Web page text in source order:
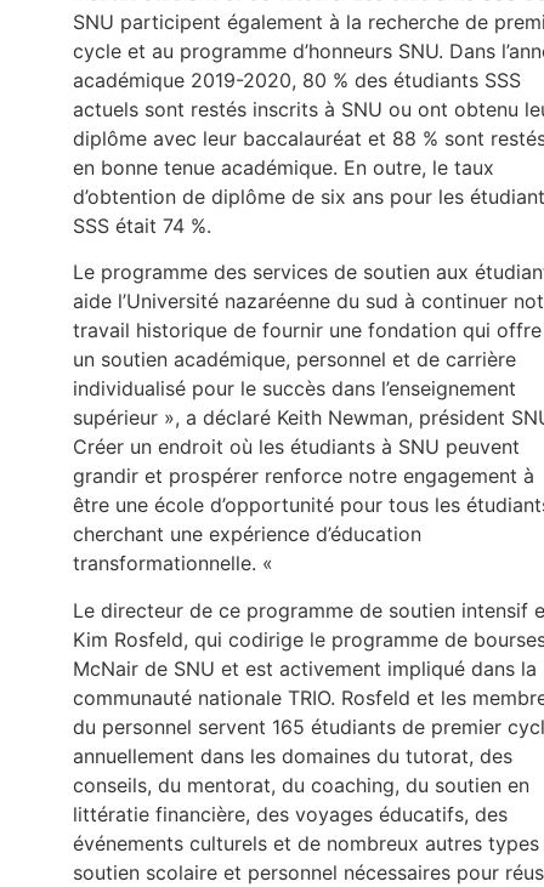
SNU participent également à la recherche de
cycle et au programme d’honneurs SNU. Dans
académique 2019-2020, 80 % des étudiants SSS
actuels sont restés inscrits à SNU ou ont obtenu
diplôme avec leur baccalauréat et 88 % sont
en bonne tenue académique. En outre, le taux
d’obtention de diplôme de six ans pour les
SSS était 74 %.
Le programme des services de soutien aux
aide l’Université nazaréenne du sud à continuer
travail historique de fournir une fondation qui offre
un soutien académique, personnel et de carrière
individualisé pour le succès dans l’enseignement
supérieur », a déclaré Keith Newman, président
Créer un endroit où les étudiants à SNU peuvent
grandir et prospérer renforce notre engagement à
être une école d’opportunité pour tous les
cherchant une expérience d’éducation
transformationnelle. «
Le directeur de ce programme de soutien intensif
Kim Rosfeld, qui codirige le programme de
McNair de SNU et est activement impliqué dans la
communauté nationale TRIO. Rosfeld et les
du personnel servent 165 étudiants de premier
annuellement dans les domaines du tutorat, des
conseils, du mentorat, du coaching, du soutien en
littératie financière, des voyages éducatifs, des
événements culturels et de nombreux autres types
soutien scolaire et personnel nécessaires pour